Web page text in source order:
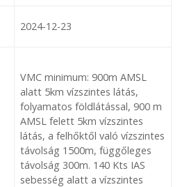
2024-12-23
VMC minimum: 900m AMSL
alatt 5km vízszintes látás,
folyamatos földlátással, 900 m
AMSL felett 5km vízszintes
látás, a felhőktől való vízszintes
távolság 1500m, függőleges
távolság 300m. 140 Kts IAS
sebesség alatt a vízszintes